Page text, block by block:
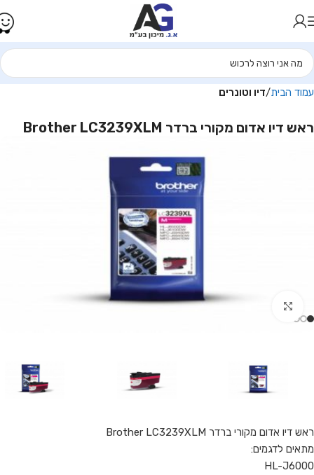
עמוד הבית דיו וטונרים
ראש דיו אדום מקורי ברדר Brother LC3239XLM
Click to enlarge
ראש דיו אדום מקורי ברדר Brother LC3239XLM
מתאים לדגמים:
HL-J6000